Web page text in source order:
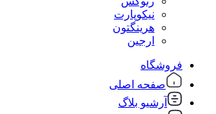
نیکوپارت
هرینگتون
ارجین
فروشگاه
صفحه اصلی
آرشیو بلاگ